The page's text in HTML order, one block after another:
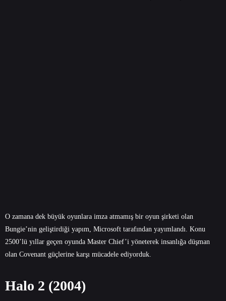
O zamana dek büyük oyunlara imza atmamış bir oyun şirketi olan
Bungie’nin geliştirdiği yapım, Microsoft tarafından yayımlandı. Konu
2500’lü yıllar geçen oyunda Master Chief’i yöneterek insanlığa düşman
olan Covenant güçlerine karşı mücadele ediyorduk.
Halo 2 (2004)